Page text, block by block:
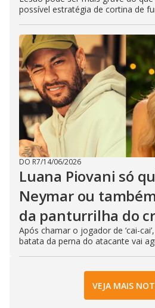
possível estratégia de cortina de
DO R7/14/06/2026
Luana Piovani só
Neymar ou
da panturrilha do
Após chamar o jogador de ‘cai-
batata da perna do atacante vai
VEJA MAIS